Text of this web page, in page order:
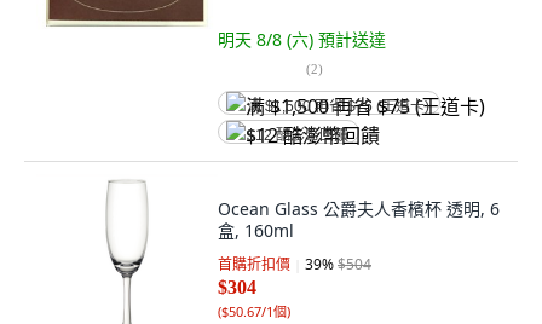
明天 8/8 (六) 預計送達
(2)
满 $1,500 再省 $75 (王道卡)
$12 酷澎幣回饋
Ocean Glass 公爵夫人香檳杯 透明, 6
盒, 160ml
首購折扣價 39%$504
$304
($50.67/1個)